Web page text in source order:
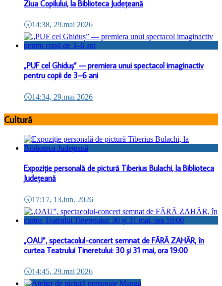
Ziua Copilului, la Biblioteca Județeană
🕔14:38, 29.mai 2026
„PUF cel Ghiduș” — premiera unui spectacol imaginactiv
pentru copii de 3–6 ani
🕔14:34, 29.mai 2026
Cultură
Expoziție personală de pictură Tiberius Bulachi, la Biblioteca
Județeană
🕔17:17, 13.iun. 2026
„OAU”, spectacolul-concert semnat de FĂRĂ ZAHĂR, în
curtea Teatrului Tineretului: 30 și 31 mai, ora 19:00
🕔14:45, 29.mai 2026